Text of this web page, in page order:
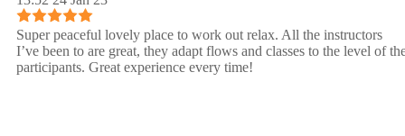
Super peaceful lovely place to work out relax. All the instructors
I’ve been to are great, they adapt flows and classes to the level of
participants. Great experience every time!